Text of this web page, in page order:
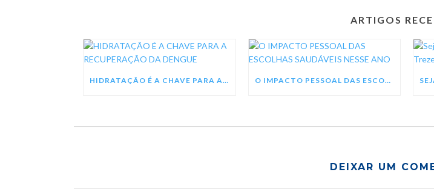
ARTIGOS
HIDRATAÇÃO É A CHAVE PARA A RECUPERAÇÃO DA DENGUE O IMPACTO PESSOAL DAS ESCOLHAS SAUDÁVEIS NESSE ANO
DEIXAR UM